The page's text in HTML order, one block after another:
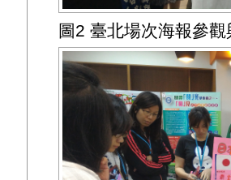
圖2 臺北場次海報參